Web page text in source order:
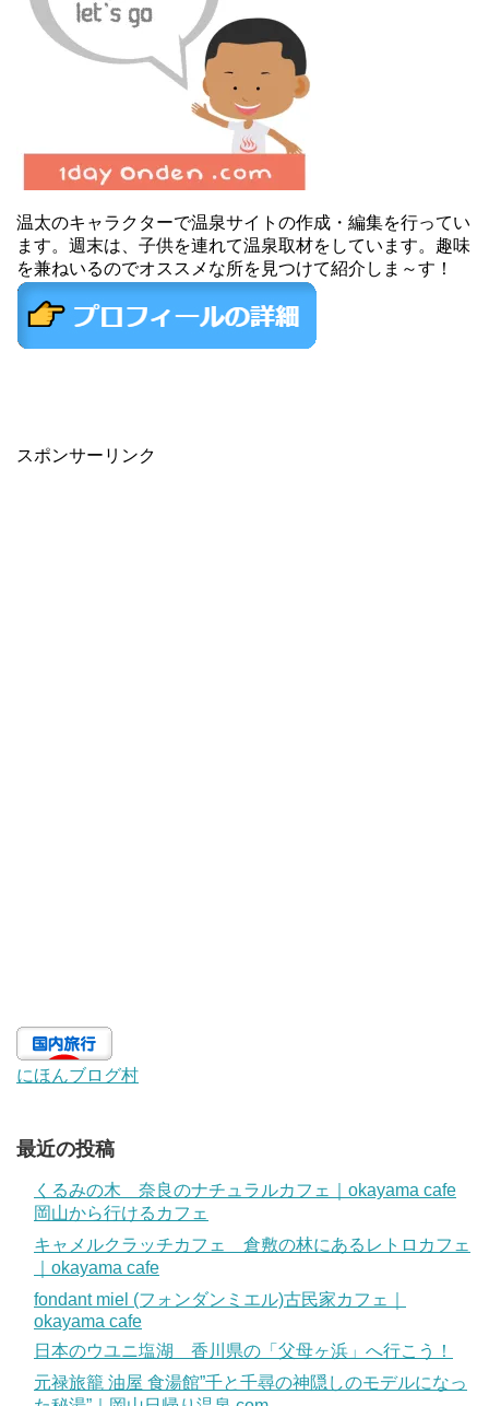
温太のキャラクターで温泉サイトの作成・編集を行ってい
ます。週末は、子供を連れて温泉取材をしています。趣味
を兼ねいるのでオススメな所を見つけて紹介しま～す！
スポンサーリンク
にほんブログ村
最近の投稿
くるみの木 奈良のナチュラルカフェ｜okayama cafe
岡山から行けるカフェ
キャメルクラッチカフェ 倉敷の林にあるレトロカフェ
｜okayama cafe
fondant miel (フォンダンミエル)古民家カフェ｜
okayama cafe
日本のウユニ塩湖 香川県の「父母ヶ浜」へ行こう！
元禄旅籠 油屋 食湯館”千と千尋の神隠しのモデルになっ